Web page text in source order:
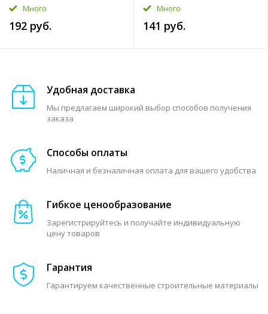
Много
192 руб.
Много
141 руб.
Удобная доставка
Мы предлагаем широкий выбор способов получения
заказа
Способы оплаты
Наличная и безналичная оплата для вашего удобства
Гибкое ценообразование
Зарегистрируйтесь и получайте индивидуальную
цену товаров
Гарантия
Гарантируем качественные строительные материалы